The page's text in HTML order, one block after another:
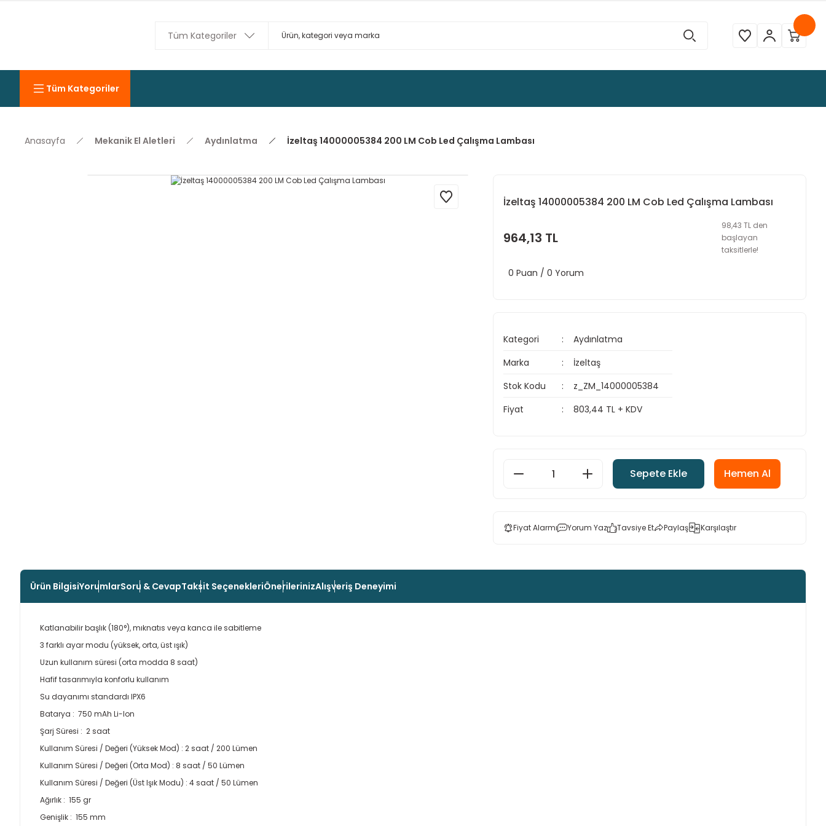
Tüm Kategoriler
Anasayfa Mekanik El Aletleri Aydınlatma İzeltaş 14000005384 200 LM Cob Led Çalışma Lambası
İzeltaş 14000005384 200 LM Cob Led Çalışma Lambası
964,13 TL
98,43 TL den
başlayan
taksitlerle!
0 Puan / 0 Yorum
Kategori
Aydınlatma
Marka
İzeltaş
Stok Kodu
z_ZM_14000005384
Fiyat
803,44 TL + KDV
Sepete Ekle Hemen Al
Fiyat Alarmı Yorum Yaz Tavsiye Et Paylaş Karşılaştır
Ürün BilgisiYorumlarSoru & CevapTaksit SeçenekleriÖnerilerinizAlışveriş Deneyimi
Katlanabilir başlık (180°), mıknatıs veya kanca ile sabitleme
3 farklı ayar modu (yüksek, orta, üst ışık)
Uzun kullanım süresi (orta modda 8 saat)
Hafif tasarımıyla konforlu kullanım
Su dayanımı standardı IPX6
Batarya : 750 mAh Li-Ion
Şarj Süresi : 2 saat
Kullanım Süresi / Değeri (Yüksek Mod) : 2 saat / 200 Lümen
Kullanım Süresi / Değeri (Orta Mod) : 8 saat / 50 Lümen
Kullanım Süresi / Değeri (Üst Işık Modu) : 4 saat / 50 Lümen
Ağırlık : 155 gr
Genişlik : 155 mm